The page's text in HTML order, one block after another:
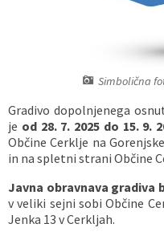
Simbolična
Gradivo dopolnjenega
je od 28. 7. 2025 do 15. 9.
Občine Cerklje na
in na spletni strani Občine
Javna obravnava gradiva
v veliki sejni sobi Občine
Jenka 13 v Cerkljah.
Gasilstvo, zaščita in reševanje